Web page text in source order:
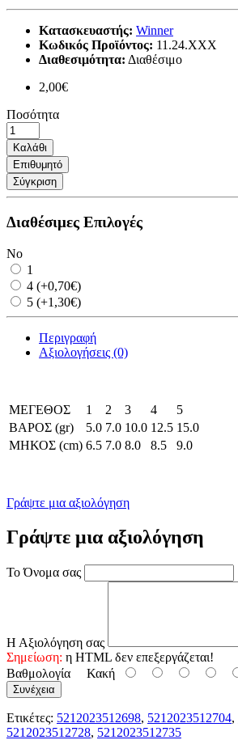
Κατασκευαστής: Winner
Κωδικός Προϊόντος: 11.24.XXX
Διαθεσιμότητα: Διαθέσιμο
2,00€
Ποσότητα
Καλάθι
Επιθυμητό
Σύγκριση
Διαθέσιμες Επιλογές
No
1
4 (+0,70€)
5 (+1,30€)
Περιγραφή
Αξιολογήσεις (0)
ΜΕΓΕΘΟΣ 1 2 3 4
5
ΒΑΡΟΣ (gr)
5.0 7.0 10.0 12.5 15.0
ΜΗΚΟΣ (cm) 6.5 7.0 8.0 8.5 9.0
Γράψτε μια αξιολόγηση
Γράψτε μια αξιολόγηση
Το Όνομα σας
Η Αξιολόγηση σας
Σημείωση: η HTML δεν επεξεργάζεται!
Βαθμολογία Κακή
Συνέχεια
Ετικέτες: 5212023512698, 5212023512704,
5212023512728, 5212023512735